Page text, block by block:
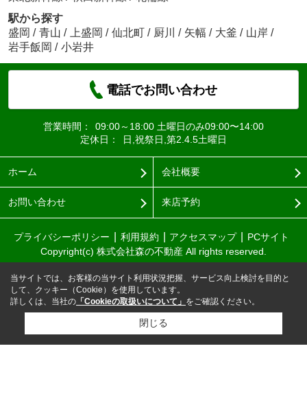
駅から探す
盛岡 / 青山 / 上盛岡 / 仙北町 / 厨川 / 矢幅 / 大釜 / 山岸 /
岩手飯岡 / 小岩井
電話でお問い合わせ
営業時間：
09:00～18:00 土曜日のみ09:00〜14:00
定休日：
日,祝祭日,第2.4.5土曜日
ホーム 会社概要
お問い合わせ 来店予約
プライバシーポリシー 利用規約 アクセスマップ
PCサイト
Copyright(c) 株式会社森の不動産 All rights reserved.
当サイトでは、お客様の当サイト利用状況把握、サービス向上検討を目的と
して、クッキー（Cookie）を使用しています。
詳しくは、当社の 「Cookieの取扱いについて」 をご確認ください。
閉じる